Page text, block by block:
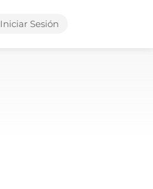
Iniciar Sesión